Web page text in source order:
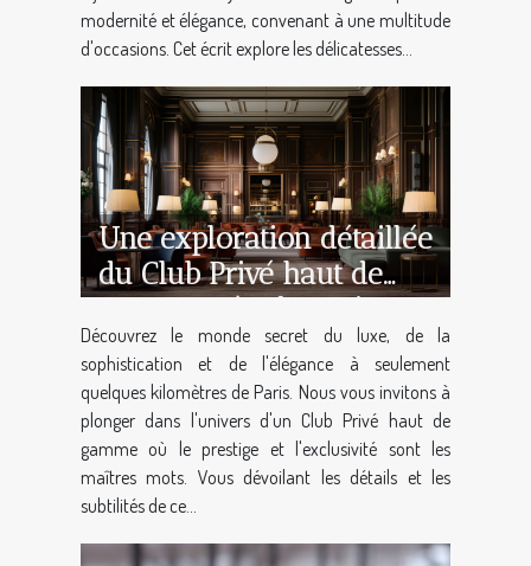
modernité et élégance, convenant à une multitude
d'occasions. Cet écrit explore les délicatesses...
Une exploration détaillée
du Club Privé haut de
gamme près de Paris
Découvrez le monde secret du luxe, de la
sophistication et de l'élégance à seulement
quelques kilomètres de Paris. Nous vous invitons à
plonger dans l'univers d'un Club Privé haut de
gamme où le prestige et l'exclusivité sont les
maîtres mots. Vous dévoilant les détails et les
subtilités de ce...